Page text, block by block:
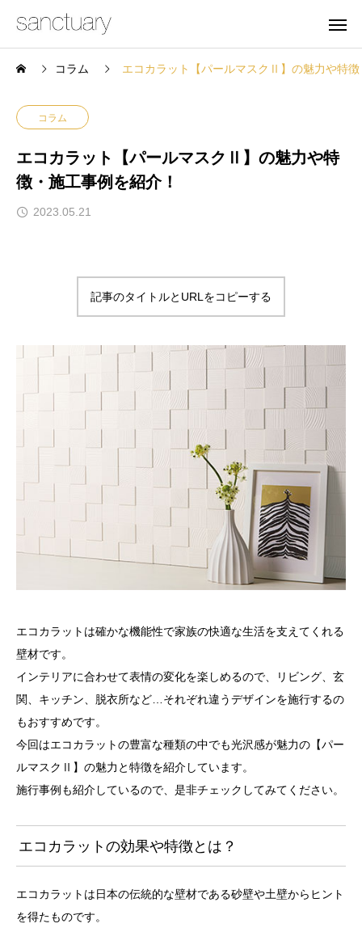
コラム エコカラット【パールマスクⅡ】の魅力や特
コラム
エコカラット【パールマスクⅡ】の魅力や特
徴・施工事例を紹介！
2023.05.21
記事のタイトルとURLをコピーする
エコカラットは確かな機能性で家族の快適な生活を支えてくれる
壁材です。
インテリアに合わせて表情の変化を楽しめるので、リビング、玄
関、キッチン、脱衣所など…それぞれ違うデザインを施行するの
もおすすめです。
今回はエコカラットの豊富な種類の中でも光沢感が魅力の【パー
ルマスクⅡ】の魅力と特徴を紹介しています。
施行事例も紹介しているので、是非チェックしてみてください。
エコカラットの効果や特徴とは？
エコカラットは日本の伝統的な壁材である砂壁や土壁からヒント
を得たものです。